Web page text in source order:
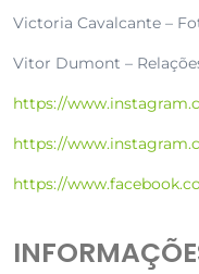
Victoria Cavalcante –
Vitor Dumont –
https://
https://
https://